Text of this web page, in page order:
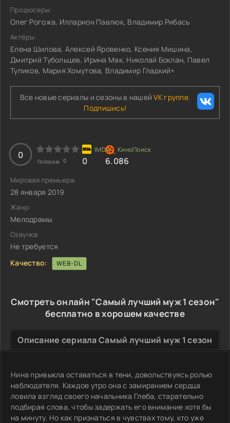
Продюсеры:
Олег Рогожа, Илларион Павлюк, Владимир Рибась
Актёры:
Елена Шилова, Алексей Яровенко, Ксения Мишина,
Дмитрий Тубольцев, Ирина Мак, Николай Боклан, Павел
Тупиков, Мария Хомутова, Владимир Гладкий+
Все новые сериалы и сезоны в нашейVK группе.
Подпишись!
0
Голосов: 0 0 6.086
Мировая премьера:
28 января 2019
Жанр:
Мелодрамы
Озвучка:
Не требуется
Качество:
WEB-DL
Смотреть онлайн "Самый лучший муж 1 сезон"
бесплатно в хорошем качестве
Описание сериала Самый лучший муж 1 сезон
Нина привыкла оставаться в тени, довольствуясь ролью
наблюдателя. Каждое утро она с замиранием сердца
ловила взгляд своего начальника Глеба, старательно
подбирая слова, чтобы задержать его внимание хотя бы
на минуту. Но как признаться в чувствах тому, кто уже